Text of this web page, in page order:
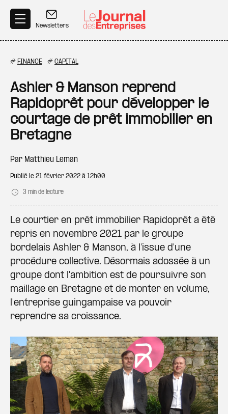
Newsletters
# FINANCE # CAPITAL
Ashler & Manson reprend
Rapidoprêt pour développer le
courtage de prêt immobilier en
Bretagne
Par Matthieu Leman
Publié le 21 février 2022 à 12h00
3 min de lecture
Le courtier en prêt immobilier Rapidoprêt a été
repris en novembre 2021 par le groupe
bordelais Ashler & Manson, à l'issue d'une
procédure collective. Désormais adossée à un
groupe dont l'ambition est de poursuivre son
maillage en Bretagne et de monter en volume,
l'entreprise guingampaise va pouvoir
reprendre sa croissance.